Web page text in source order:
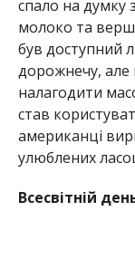
спало на думку
молоко та
був доступний
дорожнечу, але
налагодити
став
американці
улюблених
Всесвітній